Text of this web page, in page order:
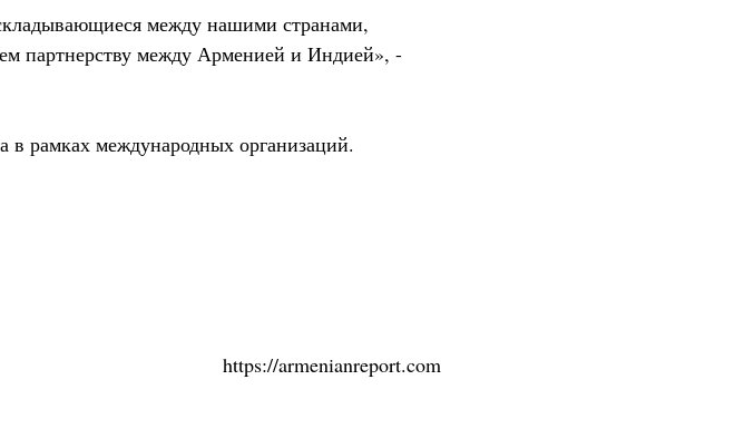
между нашими странами,
партнерству между Арменией и Индией», -
в рамках международных организаций.
https://armenianreport.com